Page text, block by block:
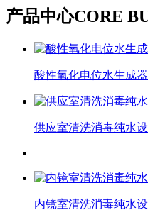
产品中心CORE
酸性氧化电位水生成器
供应室清洗消毒纯水
内镜室清洗消毒纯水